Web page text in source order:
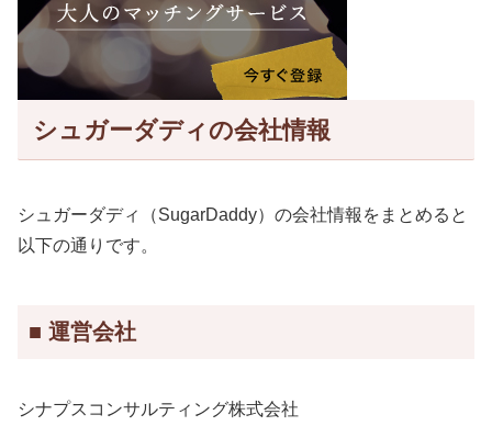
シュガーダディの会社情報
シュガーダディ（SugarDaddy）の会社情報をまとめると
以下の通りです。
■ 運営会社
シナプスコンサルティング株式会社